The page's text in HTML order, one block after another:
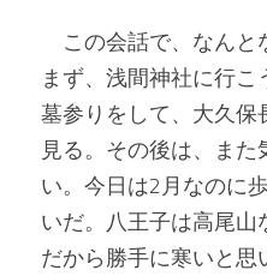
この会話で、なんと
まず、浅間神社に行
墓参りをして、大久保
見る。その後は、ま
い。今日は2月なのに
いだ。八王子は高尾山
だから勝手に寒いと